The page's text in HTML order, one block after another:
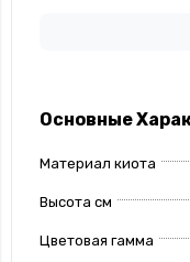
Основные
Материал киота
Высота см
Цветовая гамма